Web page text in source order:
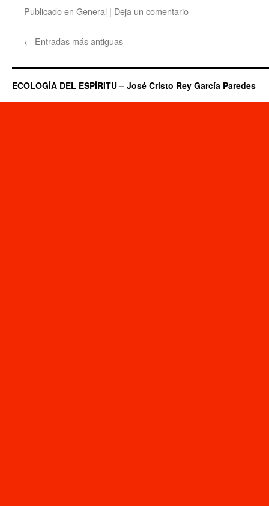
Publicado en General | Deja un comentario
← Entradas más antiguas
ECOLOGÍA DEL ESPÍRITU – José Cristo Rey García Paredes